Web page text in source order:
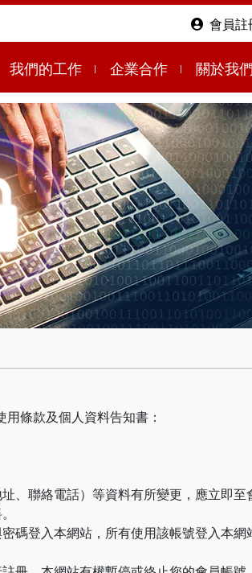
會員註
我們的工作 企業合作 關於我們
條款及個人資料告知書：
聯絡電話）等資料有所變更，應立即至
碼登入本網站，所有使用該帳號登入本